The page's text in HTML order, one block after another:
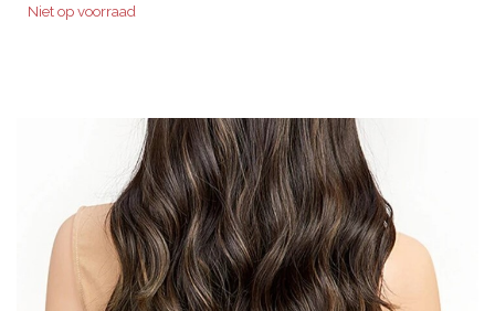
Niet op voorraad